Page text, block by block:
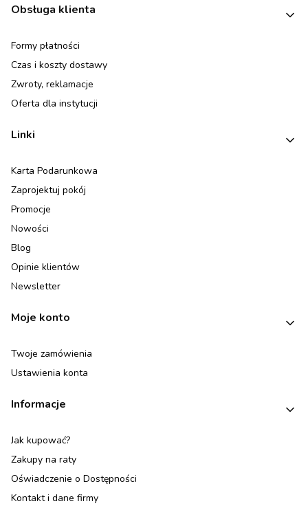
Linki w stopce
Obsługa klienta
Formy płatności
Czas i koszty dostawy
Zwroty, reklamacje
Oferta dla instytucji
Linki
Karta Podarunkowa
Zaprojektuj pokój
Promocje
Nowości
Blog
Opinie klientów
Newsletter
Moje konto
Twoje zamówienia
Ustawienia konta
Informacje
Jak kupować?
Zakupy na raty
Oświadczenie o Dostępności
Kontakt i dane firmy